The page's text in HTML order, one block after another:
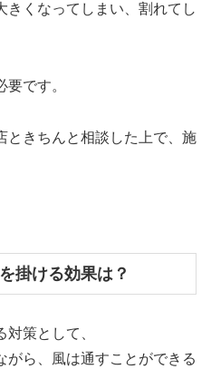
きくなってしまい、割れてし
です。
ときちんと相談した上で、施
掛ける効果は？
策として、
がら、風は通すことができる